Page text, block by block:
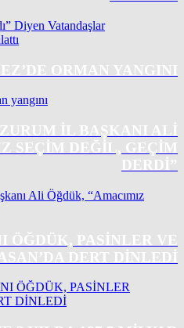
ORMAN YANGINI
İL BAŞKANI ALI
SEÇIM DEĞIL, GEÇIM
DERDI”
ÖĞDÜK, PASİNLER VE
DERT DİNLEDİ